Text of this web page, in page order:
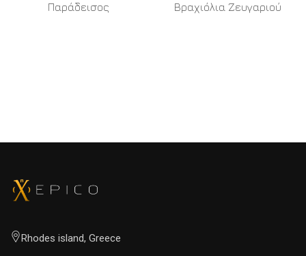
Παράδεισος Βραχιόλια Ζευγαριού
Rhodes island, Greece